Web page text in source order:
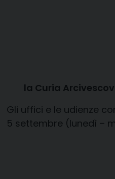
la Curia
Gli uffici e le udienze
5 settembre (lunedì –